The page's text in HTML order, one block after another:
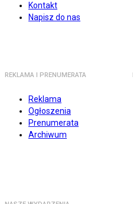
Kontakt
Napisz do nas
REKLAMA I PRENUMERATA
Reklama
Ogłoszenia
Prenumerata
Archiwum